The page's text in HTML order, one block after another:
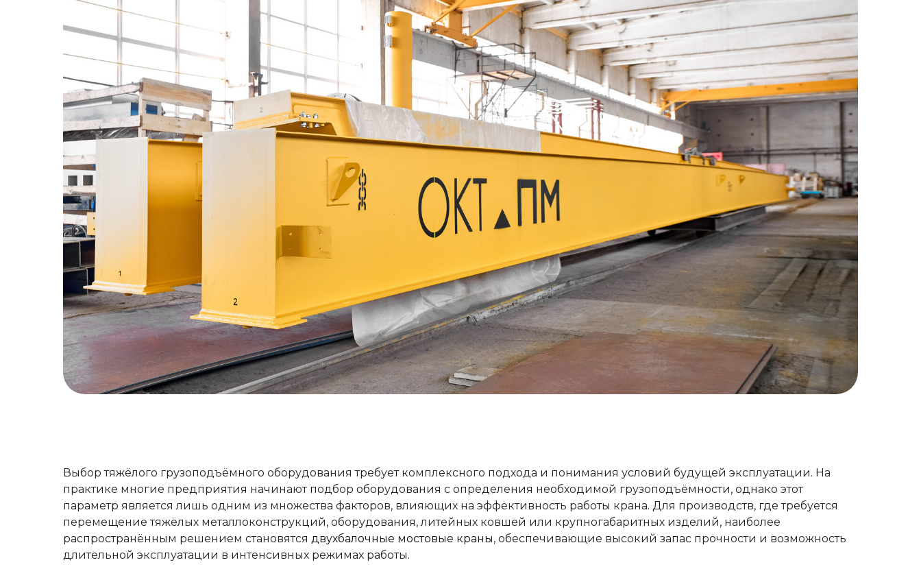
Выбор тяжёлого грузоподъёмного оборудования требует комплексного подхода и понимания условий будущей эксплуатации. На
практике многие предприятия начинают подбор оборудования с определения необходимой грузоподъёмности, однако этот
параметр является лишь одним из множества факторов, влияющих на эффективность работы крана. Для производств, где требуется
перемещение тяжёлых металлоконструкций, оборудования, литейных ковшей или крупногабаритных изделий, наиболее
распространённым решением становятся двухбалочные мостовые краны, обеспечивающие высокий запас прочности и возможность
длительной эксплуатации в интенсивных режимах работы.